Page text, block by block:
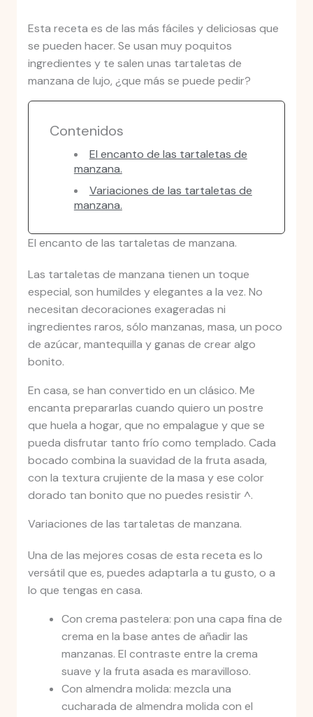
Esta receta es de las más fáciles y deliciosas que
se pueden hacer. Se usan muy poquitos
ingredientes y te salen unas tartaletas de
manzana de lujo, ¿que más se puede pedir?
Contenidos
El encanto de las tartaletas de
manzana.
Variaciones de las tartaletas de
manzana.
El encanto de las tartaletas de manzana.
Las tartaletas de manzana tienen un toque
especial, son humildes y elegantes a la vez. No
necesitan decoraciones exageradas ni
ingredientes raros, sólo manzanas, masa, un poco
de azúcar, mantequilla y ganas de crear algo
bonito.
En casa, se han convertido en un clásico. Me
encanta prepararlas cuando quiero un postre
que huela a hogar, que no empalague y que se
pueda disfrutar tanto frío como templado. Cada
bocado combina la suavidad de la fruta asada,
con la textura crujiente de la masa y ese color
dorado tan bonito que no puedes resistir ^.
Variaciones de las tartaletas de manzana.
Una de las mejores cosas de esta receta es lo
versátil que es, puedes adaptarla a tu gusto, o a
lo que tengas en casa.
Con crema pastelera: pon una capa fina de
crema en la base antes de añadir las
manzanas. El contraste entre la crema
suave y la fruta asada es maravilloso.
Con almendra molida: mezcla una
cucharada de almendra molida con el